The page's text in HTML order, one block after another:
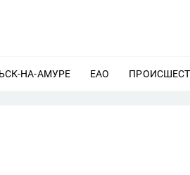
НА-АМУРЕ ЕЩЕ
ЕАО ЕЩЕ